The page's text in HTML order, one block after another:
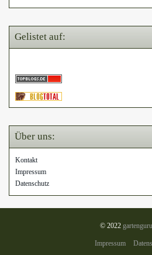
Gelistet auf:
Über uns:
Kontakt
Impressum
Datenschutz
© 2022
Impressum